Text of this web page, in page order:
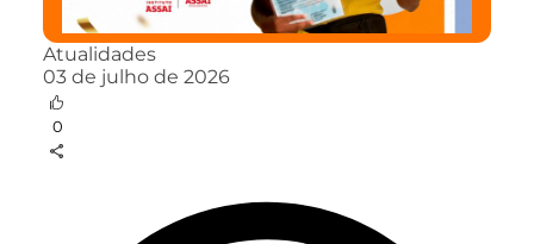
Atualidades
03 de julho de 2026
0